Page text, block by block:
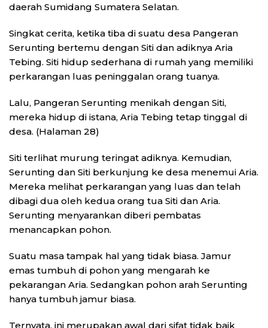
daerah Sumidang Sumatera Selatan.
Singkat cerita, ketika tiba di suatu desa Pangeran
Serunting bertemu dengan Siti dan adiknya Aria
Tebing. Siti hidup sederhana di rumah yang memiliki
perkarangan luas peninggalan orang tuanya.
Lalu, Pangeran Serunting menikah dengan Siti,
mereka hidup di istana, Aria Tebing tetap tinggal di
desa. (Halaman 28)
Siti terlihat murung teringat adiknya. Kemudian,
Serunting dan Siti berkunjung ke desa menemui Aria.
Mereka melihat perkarangan yang luas dan telah
dibagi dua oleh kedua orang tua Siti dan Aria.
Serunting menyarankan diberi pembatas
menancapkan pohon.
Suatu masa tampak hal yang tidak biasa. Jamur
emas tumbuh di pohon yang mengarah ke
pekarangan Aria. Sedangkan pohon arah Serunting
hanya tumbuh jamur biasa.
Ternyata, ini merupakan awal dari sifat tidak baik